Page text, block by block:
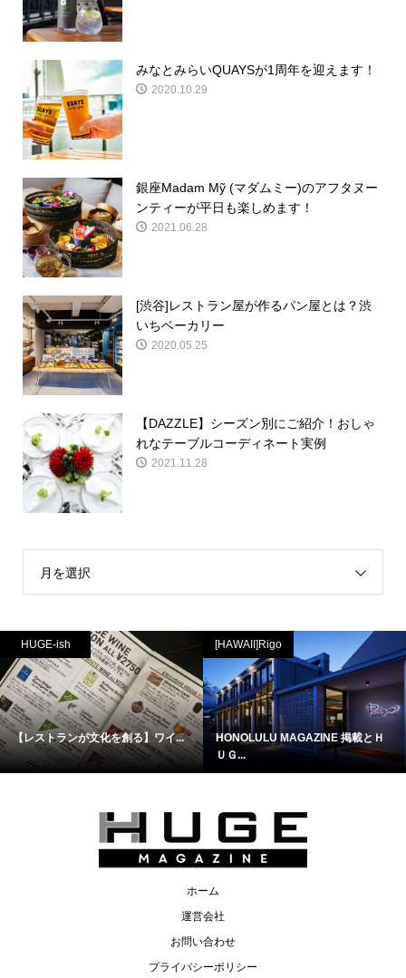
みなとみらいQUAYSが1周年を迎えます！
2020.10.29
銀座Madam Mỹ (マダムミー)のアフタヌー
ンティーが平日も楽しめます！
2021.06.28
[渋谷]レストラン屋が作るパン屋とは？渋
いちベーカリー
2020.05.25
【DAZZLE】シーズン別にご紹介！おしゃ
れなテーブルコーディネート実例
2021.11.28
月を選択
HUGE-ish
【レストランが文化を創る】ワイ...
[HAWAII]Rigo
HONOLULU MAGAZINE 掲載とＨ
ＵＧ...
ホーム
運営会社
お問い合わせ
プライバシーポリシー